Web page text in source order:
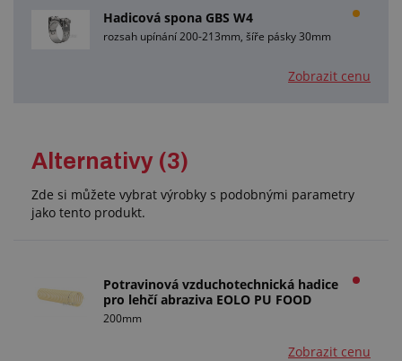
Hadicová spona GBS W4
rozsah upínání 200-213mm, šíře pásky 30mm
Zobrazit cenu
Alternativy (3)
Zde si můžete vybrat výrobky s podobnými parametry
jako tento produkt.
Potravinová vzduchotechnická hadice
pro lehčí abraziva EOLO PU FOOD
200mm
Zobrazit cenu